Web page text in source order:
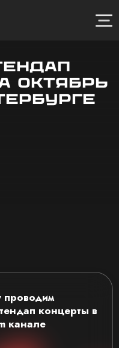
октябрь
проводим
концерты в
канале